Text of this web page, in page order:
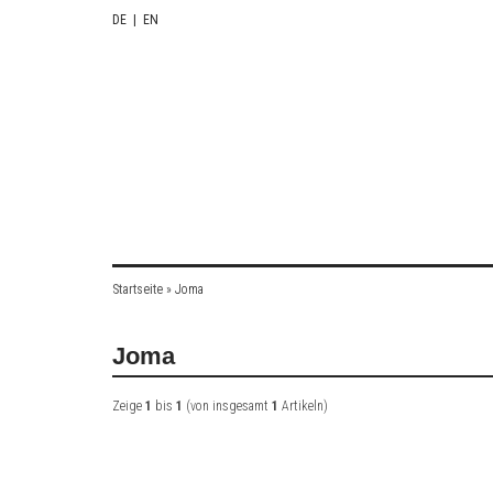
DE EN
Startseite » Joma
Joma
Zeige 1 bis 1 (von insgesamt 1 Artikeln)